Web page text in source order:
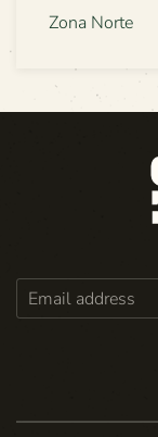
Zona Norte